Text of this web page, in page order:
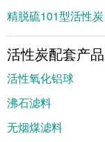
精脱硫101型活性炭
活性炭配套产
活性氧化铝球
沸石滤料
无烟煤滤料